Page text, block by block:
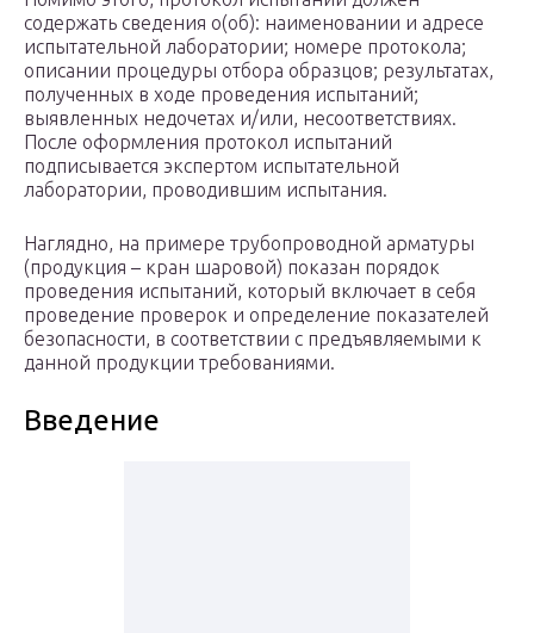
содержать сведения о(об): наименовании и адресе
испытательной лаборатории; номере протокола;
описании процедуры отбора образцов; результатах,
полученных в ходе проведения испытаний;
выявленных недочетах и/или, несоответствиях.
После оформления протокол испытаний
подписывается экспертом испытательной
лаборатории, проводившим испытания.
Наглядно, на примере трубопроводной арматуры
(продукция – кран шаровой) показан порядок
проведения испытаний, который включает в себя
проведение проверок и определение показателей
безопасности, в соответствии с предъявляемыми к
данной продукции требованиями.
Введение